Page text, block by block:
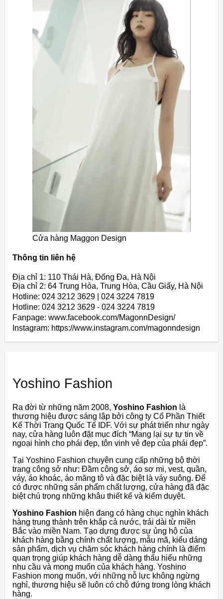
Cửa hàng Maggon Design
Thông tin liên hệ
Địa chỉ 1: 110 Thái Hà, Đống Đa, Hà Nội
Địa chỉ 2: 64 Trung Hòa, Trung Hòa, Cầu Giấy, Hà Nội
Hotline: 024 3212 3629 | 024 3224 7819
Hotline: 024 3212 3629 - 024 3224 7819
Fanpage: www.facebook.com/MagonnDesign/
Instagram: https://www.instagram.com/magonndesign
Yoshino Fashion
Ra đời từ những năm 2008, Yoshino Fashion là
thương hiệu được sáng lập bởi công ty Cổ Phần Thiết
Kế Thời Trang Quốc Tế IDF. Với sự phát triển như ngày
nay, cửa hàng luôn đặt mục đích “Mang lại sự tự tin về
ngoại hình cho phái đẹp, tôn vinh vẻ đẹp của phái đẹp”.
Tại Yoshino Fashion chuyên cung cấp những bộ thời
trang công sở như: Đầm công sở, áo sơ mi, vest, quần,
váy, áo khoác, áo măng tô và đặc biệt là váy suông. Để
có được những sản phẩm chất lượng, cửa hàng đã đặc
biệt chú trọng những khâu thiết kế và kiểm duyệt.
Yoshino Fashion hiện đang có hàng chục nghìn khách
hàng trung thành trên khắp cả nước, trải dài từ miền
Bắc vào miền Nam. Tạo dựng được sự ủng hộ của
khách hàng bằng chính chất lượng, mẫu mã, kiểu dáng
sản phẩm, dịch vụ chăm sóc khách hàng chính là điểm
quan trọng giúp khách hàng dễ dàng thấu hiểu những
nhu cầu và mong muốn của khách hàng. Yoshino
Fashion mong muốn, với những nỗ lực không ngừng
nghỉ, thương hiệu sẽ luôn có chỗ đứng trong lòng khách
hàng.